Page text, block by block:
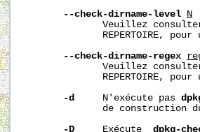
--check-dirname-level N
Veuillez
REPERTOIRE, pour
--check-dirname-regex
Veuillez
REPERTOIRE, pour
-d
     N'exécute pas
de construction
-D
     Exécute
dpkg-